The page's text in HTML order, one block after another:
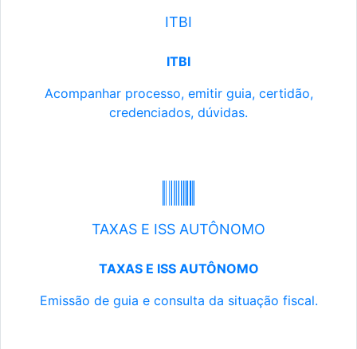
ITBI
ITBI
Acompanhar processo, emitir guia, certidão,
credenciados, dúvidas.
TAXAS E ISS AUTÔNOMO
TAXAS E ISS AUTÔNOMO
Emissão de guia e consulta da situação fiscal.